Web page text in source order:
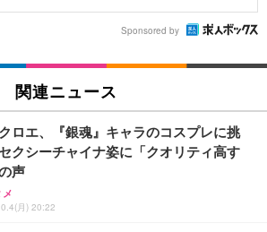
Sponsored by
関連ニュース
ロエ、『銀魂』キャラのコスプレに挑
クシーチャイナ姿に「クオリティ高す
声
月) 20:22